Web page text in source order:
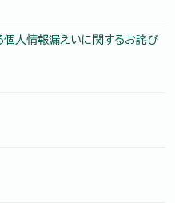
個人情報漏えいに関するお詫び